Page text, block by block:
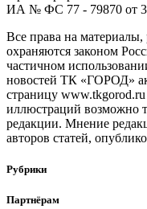
ИА № ФС 77 - 79870 от
Все права на
охраняются законом
частичном
новостей ТК «ГОРОД»
страницу www.tkgorod.ru
иллюстраций возможно
редакции. Мнение
авторов статей,
Рубрики
Партнёрам